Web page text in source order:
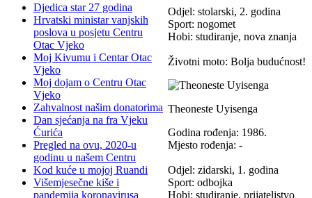
Djedica star 27 godina
Hrvatski ministar vanjskih
poslova u posjetu Centru
Otac Vjeko
Moj Kivumu i Centar Otac
Vjeko
Moj dojam o Centru Otac
Vjeko
Zahvalnost našim donatorima
Dan sjećanja na fra Vjeku
Ćurića
Pregled na ovu, 2020-u
godinu u našem Centru
Kod kuće u mojoj Ruandi
Višemjesečne kiše i
pandemija koronavirusa
Odjel: stolarski, 2. godina
Sport: nogomet
Hobi: studiranje, nova znanja
Životni moto: Bolja budućnost!
Theoneste Uyisenga
Godina rođenja: 1986.
Mjesto rođenja: -
Odjel: zidarski, 1. godina
Sport: odbojka
Hobi: studiranje, prijateljstvo